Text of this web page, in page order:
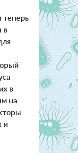
теперь
в
в
на
и